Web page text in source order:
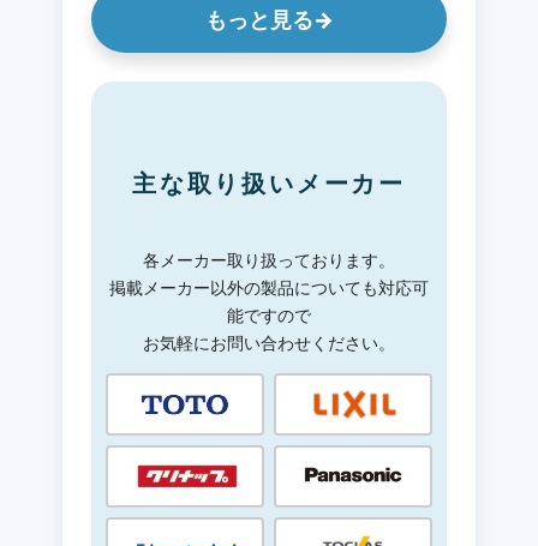
もっと見る→
主な取り扱いメーカー
各メーカー取り扱っております。
掲載メーカー以外の製品についても対応可
能ですので
お気軽にお問い合わせください。